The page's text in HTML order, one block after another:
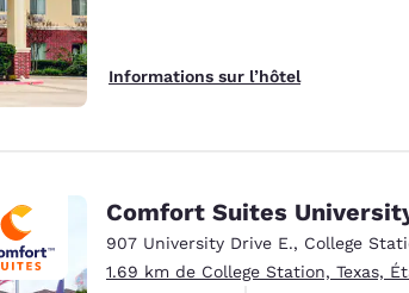
Spain
English
Ireland
Asie-Pacifique
Australia India
Informations sur l’hôtel
Comfort Suites
907 University Drive E., College
1.69 km de College Station, Texas,